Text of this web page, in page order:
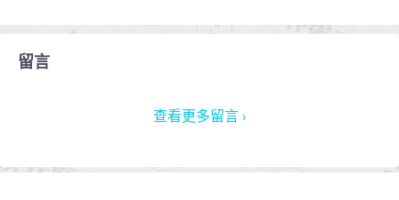
留言
查看更多留言 ›